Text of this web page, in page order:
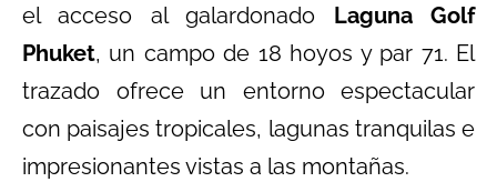
el acceso al galardonado Laguna Golf
Phuket, un campo de 18 hoyos y par 71. El
trazado ofrece un entorno espectacular
con paisajes tropicales, lagunas tranquilas e
impresionantes vistas a las montañas.